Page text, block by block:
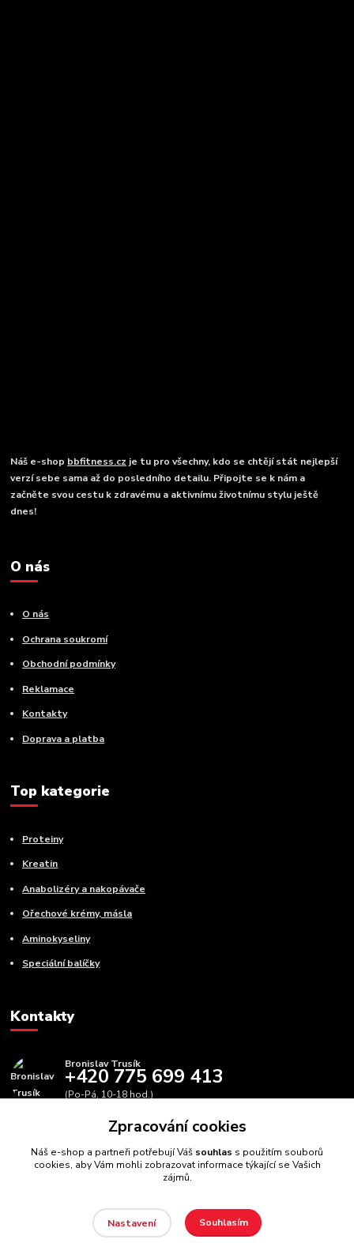
Náš e-shop bbfitness.cz je tu pro všechny, kdo se chtějí stát nejlepší
verzí sebe sama až do posledního detailu. Připojte se k nám a
začněte svou cestu k zdravému a aktivnímu životnímu stylu ještě
dnes!
O nás
O nás
Ochrana soukromí
Obchodní podmínky
Reklamace
Kontakty
Doprava a platba
Top kategorie
Proteiny
Kreatin
Anabolizéry a nakopávače
Ořechové krémy, másla
Aminokyseliny
Speciální balíčky
Kontakty
Bronislav Trusík
+420 775 699 413
(Po-Pá, 10-18 hod.)
info@bbfitness.cz
BBfintess.cz -Fitness doplňky a zdravá výživa//Webdesign
Zpracování cookies
Náš e-shop a partneři potřebují Váš souhlas s použitím souborů
cookies, aby Vám mohli zobrazovat informace týkající se Vašich
zájmů.
Nastavení Souhlasím